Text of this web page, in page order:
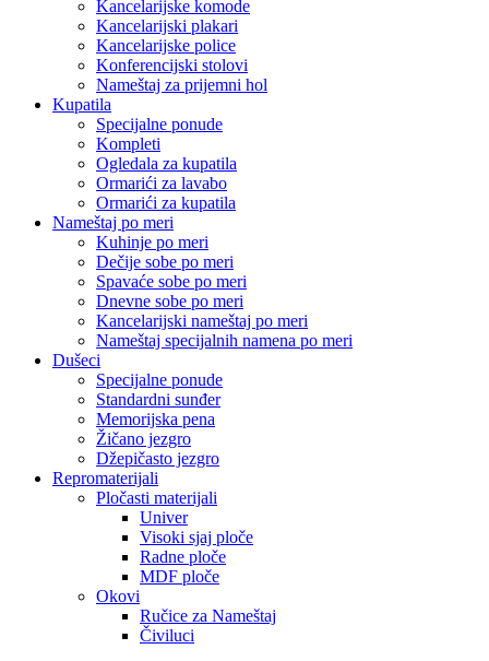
Kancelarijske komode
Kancelarijski plakari
Kancelarijske police
Konferencijski stolovi
Nameštaj za prijemni hol
Kupatila
Specijalne ponude
Kompleti
Ogledala za kupatila
Ormarići za lavabo
Ormarići za kupatila
Nameštaj po meri
Kuhinje po meri
Dečije sobe po meri
Spavaće sobe po meri
Dnevne sobe po meri
Kancelarijski nameštaj po meri
Nameštaj specijalnih namena po meri
Dušeci
Specijalne ponude
Standardni sunđer
Memorijska pena
Žičano jezgro
Džepičasto jezgro
Repromaterijali
Pločasti materijali
Univer
Visoki sjaj ploče
Radne ploče
MDF ploče
Okovi
Ručice za Nameštaj
Čiviluci